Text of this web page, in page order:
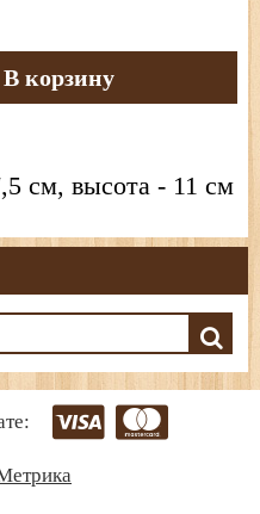
В корзину
см, высота - 11 см